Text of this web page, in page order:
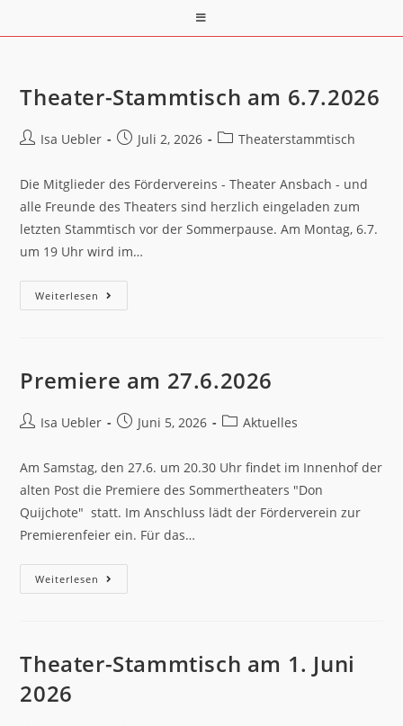
Theater-Stammtisch am 6.7.2026
Isa Uebler Juli 2, 2026 Theaterstammtisch
Die Mitglieder des Fördervereins - Theater Ansbach - und
alle Freunde des Theaters sind herzlich eingeladen zum
letzten Stammtisch vor der Sommerpause. Am Montag, 6.7.
um 19 Uhr wird im…
Weiterlesen
Premiere am 27.6.2026
Isa Uebler Juni 5, 2026 Aktuelles
Am Samstag, den 27.6. um 20.30 Uhr findet im Innenhof der
alten Post die Premiere des Sommertheaters "Don
Quijchote" statt. Im Anschluss lädt der Förderverein zur
Premierenfeier ein. Für das…
Weiterlesen
Theater-Stammtisch am 1. Juni
2026